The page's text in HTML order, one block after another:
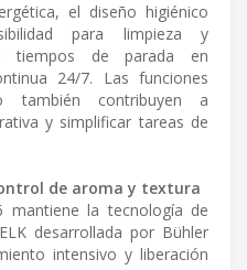
el diseño higiénico
para limpieza y
tiempos de parada en
24/7. Las funciones
también contribuyen a
y simplificar tareas de
de aroma y textura
mantiene la tecnología de
desarrollada por Bühler
intensivo y liberación